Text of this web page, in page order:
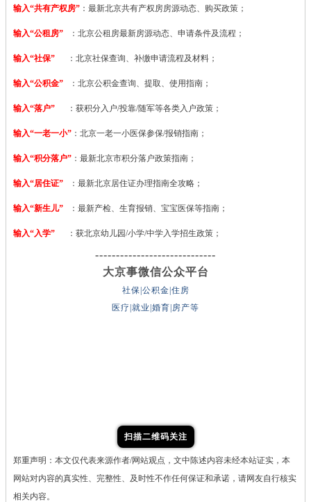
输入“共有产权房” ：最新北京共有产权房房源动态、购买政策；
输入“公租房” ：北京公租房最新房源动态、申请条件及流程；
输入“社保” ：北京社保查询、补缴申请流程及材料；
输入“公积金” ：北京公积金查询、提取、使用指南；
输入“落户” ：获积分入户/投靠/随军等各类入户政策；
输入“一老一小” ：北京一老一小医保参保/报销指南；
输入“积分落户” ：最新北京市积分落户政策指南；
输入“居住证” ：最新北京居住证办理指南全攻略；
输入“新生儿” ：最新产检、生育报销、宝宝医保等指南；
输入“入学” ：获北京幼儿园/小学/中学入学招生政策；
-----------------------------
大京事微信公众平台
社保|公积金|住房
医疗|就业|婚育|房产等
扫描二维码关注
郑重声明：本文仅代表来源作者/网站观点，文中陈述内容未经本站证实，本
网站对内容的真实性、完整性、及时性不作任何保证和承诺，请网友自行核实
相关内容。